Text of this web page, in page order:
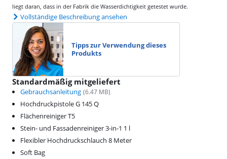
liegt daran, dass in der Fabrik die Wasserdichtigkeit getestet wurde.
Vollständige Beschreibung ansehen
Tipps zur Verwendung dieses
Produkts
Standardmäßig mitgeliefert
Gebrauchsanleitung (6.47 MB)
Hochdruckpistole G 145 Q
Flächenreiniger T5
Stein- und Fassadenreiniger 3-in-1 1 l
Flexibler Hochdruckschlauch 8 Meter
Soft Bag